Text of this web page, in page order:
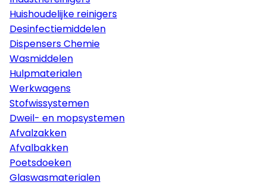
Huishoudelijke reinigers
Desinfectiemiddelen
Dispensers Chemie
Wasmiddelen
Hulpmaterialen
Werkwagens
Stofwissystemen
Dweil- en mopsystemen
Afvalzakken
Afvalbakken
Poetsdoeken
Glaswasmaterialen